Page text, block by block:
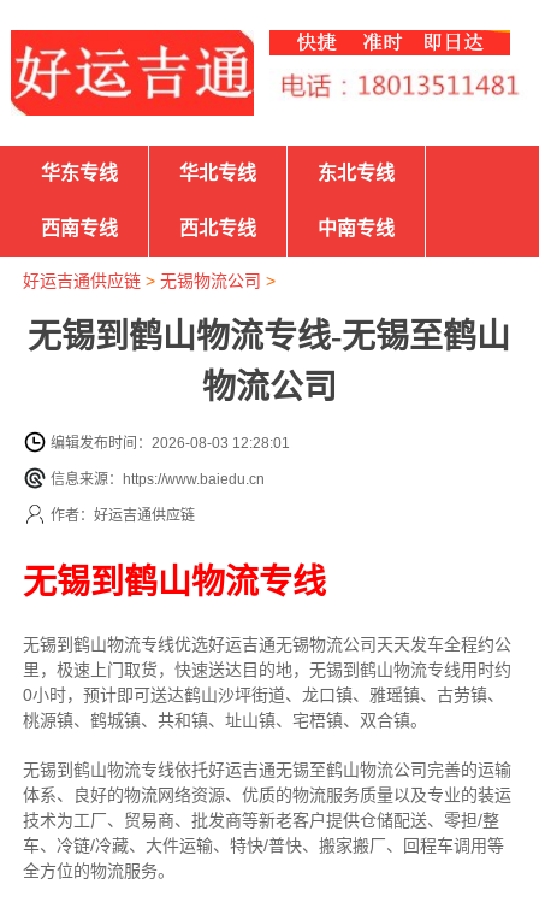
华东专线 华北专线 东北专线
西南专线 西北专线 中南专线
好运吉通供应链> 无锡物流公司 >
无锡到鹤山物流专线-无锡至鹤山
物流公司
编辑发布时间：2026-08-03 12:28:01
信息来源：https://www.baiedu.cn
作者：好运吉通供应链
无锡到鹤山物流专线
无锡到鹤山物流专线优选好运吉通无锡物流公司天天发车全程约公
里， 极速上门取货，快速送达目的地，无锡到鹤山物流专线用时约
0小时，预计即可送达鹤山沙坪街道、龙口镇、雅瑶镇、古劳镇、
桃源镇、鹤城镇、共和镇、址山镇、宅梧镇、双合镇。
无锡到鹤山物流专线依托好运吉通无锡至鹤山物流公司完善的运输
体系、良好的物流网络资源、优质的物流服务质量以及专业的装运
技术为工厂、贸易商、批发商等新老客户提供仓储配送、零担/整
车、冷链/冷藏、大件运输、特快/普快、搬家搬厂、回程车调用等
全方位的物流服务。